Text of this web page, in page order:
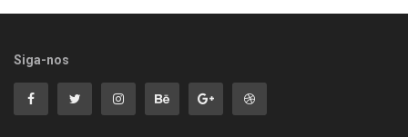
Siga-nos